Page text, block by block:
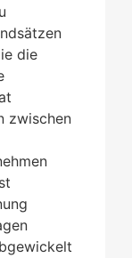
die
zwischen